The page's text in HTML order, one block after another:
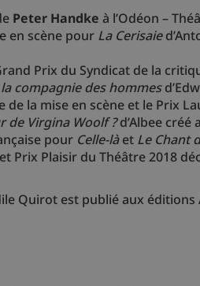
Peter Handke à l’Odéon –
en scène pour La Cerisaie
Prix du Syndicat de la
compagnie des hommes
de la mise en scène et le Prix
de Virgina Woolf ?d’Albee créé
pour Celle-làet Le Chant
Prix Plaisir du Théâtre 2018
Quirot est publié aux